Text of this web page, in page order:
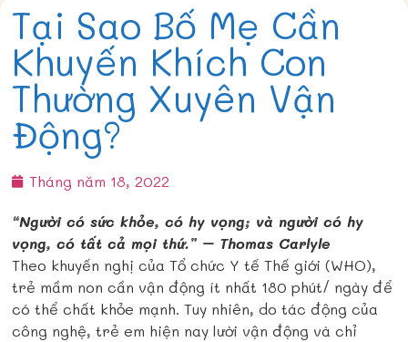
Tại Sao Bố Mẹ Cần
Khuyến Khích Con
Thường Xuyên Vận
Động?
Tháng năm 18, 2022
“Người có sức khỏe, có hy vọng; và người có hy
vọng, có tất cả mọi thứ.” – Thomas Carlyle
Theo khuyến nghị của Tổ chức Y tế Thế giới (WHO),
trẻ mầm non cần vận động ít nhất 180 phút/ ngày để
có thể chất khỏe mạnh. Tuy nhiên, do tác động của
công nghệ, trẻ em hiện nay lười vận động và chỉ